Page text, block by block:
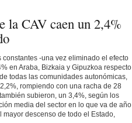
la CAV caen un 2,4%
-una vez eliminado el efecto
en Araba, Bizkaia y Gipuzkoa respecto
todas las comunidades autonómicas,
rompiendo con una racha de 28
subieron, un 3,4%, según los
media del sector en lo que va de año
descenso de todo el Estado,